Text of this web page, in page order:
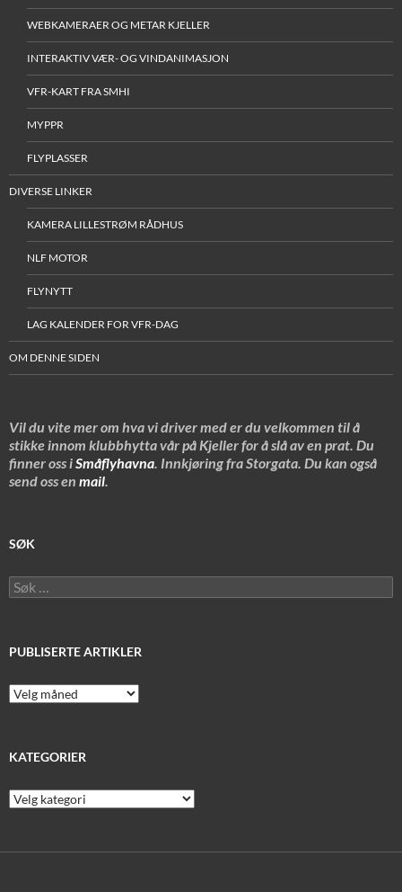
WEBKAMERAER OG METAR KJELLER
INTERAKTIV VÆR- OG VINDANIMASJON
VFR-KART FRA SMHI
MYPPR
FLYPLASSER
DIVERSE LINKER
KAMERA LILLESTRØM RÅDHUS
NLF MOTOR
FLYNYTT
LAG KALENDER FOR VFR-DAG
OM DENNE SIDEN
Vil du vite mer om hva vi driver med er du velkommen til å
stikke innom klubbhytta vår på Kjeller for å slå av en prat. Du
finner oss iSmåflyhavna. Innkjøring fra Storgata. Du kan også
send oss en mail.
SØK
Søk
etter:
PUBLISERTE ARTIKLER
Publiserte
artikler
KATEGORIER
Kategorier